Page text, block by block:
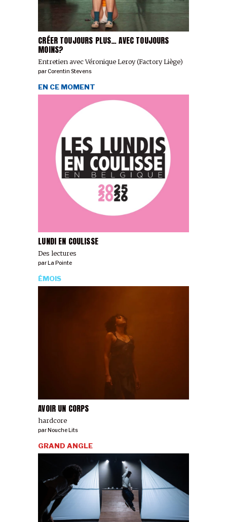
CRÉER TOUJOURS PLUS… AVEC TOUJOURS
MOINS?
Entretien avec Véronique Leroy (Factory Liège)
parCorentin Stevens
LUNDI EN COULISSE
Des lectures
EN CE MOMENT
parLa Pointe
AVOIR UN CORPS
hardcore
ÉMOIS
parNouche Lits
GRAND ANGLE